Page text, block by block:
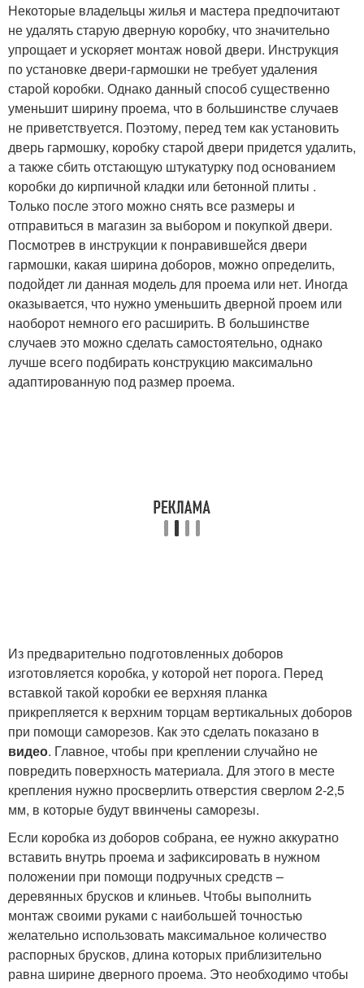
Некоторые владельцы жилья и мастера предпочитают
не удалять старую дверную коробку, что значительно
упрощает и ускоряет монтаж новой двери. Инструкция
по установке двери-гармошки не требует удаления
старой коробки. Однако данный способ существенно
уменьшит ширину проема, что в большинстве случаев
не приветствуется. Поэтому, перед тем как установить
дверь гармошку, коробку старой двери придется удалить,
а также сбить отстающую штукатурку под основанием
коробки до кирпичной кладки или бетонной плиты .
Только после этого можно снять все размеры и
отправиться в магазин за выбором и покупкой двери.
Посмотрев в инструкции к понравившейся двери
гармошки, какая ширина доборов, можно определить,
подойдет ли данная модель для проема или нет. Иногда
оказывается, что нужно уменьшить дверной проем или
наоборот немного его расширить. В большинстве
случаев это можно сделать самостоятельно, однако
лучше всего подбирать конструкцию максимально
адаптированную под размер проема.
Из предварительно подготовленных доборов
изготовляется коробка, у которой нет порога. Перед
вставкой такой коробки ее верхняя планка
прикрепляется к верхним торцам вертикальных доборов
при помощи саморезов. Как это сделать показано в
видео. Главное, чтобы при креплении случайно не
повредить поверхность материала. Для этого в месте
крепления нужно просверлить отверстия сверлом 2-2,5
мм, в которые будут ввинчены саморезы.
Если коробка из доборов собрана, ее нужно аккуратно
вставить внутрь проема и зафиксировать в нужном
положении при помощи подручных средств –
деревянных брусков и клиньев. Чтобы выполнить
монтаж своими руками с наибольшей точностью
желательно использовать максимальное количество
распорных брусков, длина которых приблизительно
равна ширине дверного проема. Это необходимо чтобы